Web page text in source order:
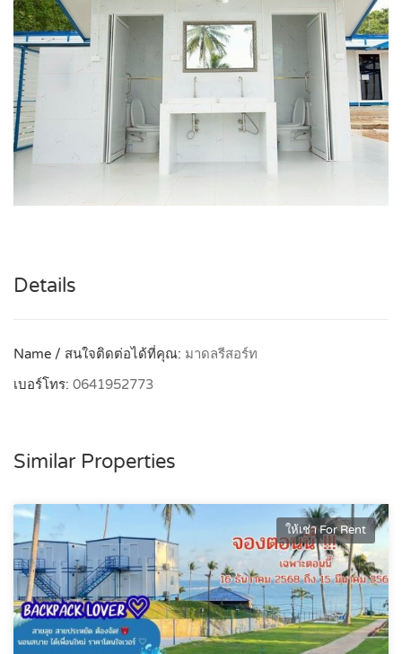
Details
Name / สนใจติดต่อได้ที่คุณ: มาดลรีสอร์ท
เบอร์โทร: 0641952773
Similar Properties
ให้เช่า For Rent